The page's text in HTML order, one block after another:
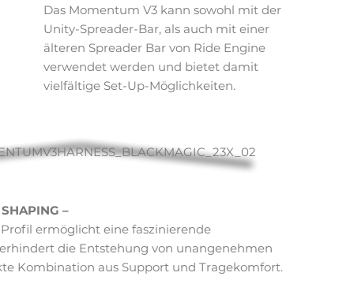
Das Momentum V3 kann sowohl mit der
Unity-Spreader-Bar, als auch mit einer
älteren Spreader Bar von Ride Engine
verwendet werden und bietet damit
vielfältige Set-Up-Möglichkeiten.
–
ermöglicht eine faszinierende
die Entstehung von unangenehmen
Kombination aus Support und Tragekomfort.